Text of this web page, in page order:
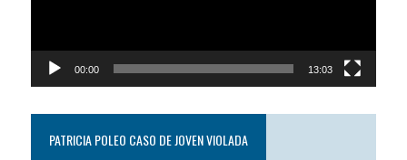
00:00 13:03
PATRICIA POLEO CASO DE JOVEN VIOLADA